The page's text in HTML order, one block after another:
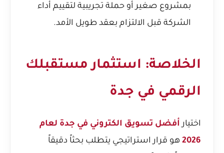
بمشروع صغير أو حملة تجريبية لتقييم أداء
الشركة قبل الالتزام بعقد طويل الأمد.
الخلاصة: استثمار مستقبلك
الرقمي في جدة
اختيار أفضل تسويق الكتروني في جدة لعام
2026 هو قرار استراتيجي يتطلب بحثاً دقيقاً